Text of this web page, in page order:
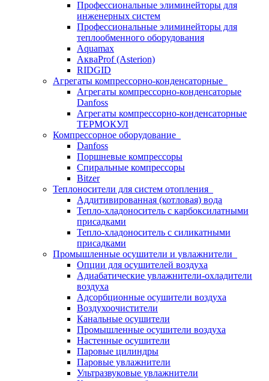
Профессиональные элиминейторы для
инженерных систем
Профессиональные элиминейторы для
теплообменного оборудования
Aquamax
АкваProf (Asterion)
RIDGID
Агрегаты компрессорно-конденсаторные
Агрегаты компрессорно-конденсаторые
Danfoss
Агрегаты компрессорно-конденсаторные
ТЕРМОКУЛ
Компрессорное оборудование
Danfoss
Поршневые компрессоры
Спиральные компрессоры
Bitzer
Теплоносители для систем отопления
Аддитивированная (котловая) вода
Тепло-хладоноситель с карбоксилатными
присадками
Тепло-хладоноситель с силикатными
присадками
Промышленные осушители и увлажнители
Опции для осушителей воздуха
Адиабатические увлажнители-охладители
воздуха
Адсорбционные осушители воздуха
Воздухоочистители
Канальные осушители
Промышленные осушители воздуха
Настенные осушители
Паровые цилиндры
Паровые увлажнители
Ультразвуковые увлажнители